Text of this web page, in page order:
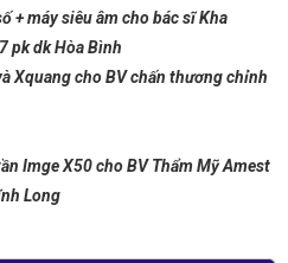
+ máy siêu âm cho bác sĩ Kha
pk dk Hòa Bình
Xquang cho BV chấn thương chỉnh
Imge X50 cho BV Thẩm Mỹ Amest
Long